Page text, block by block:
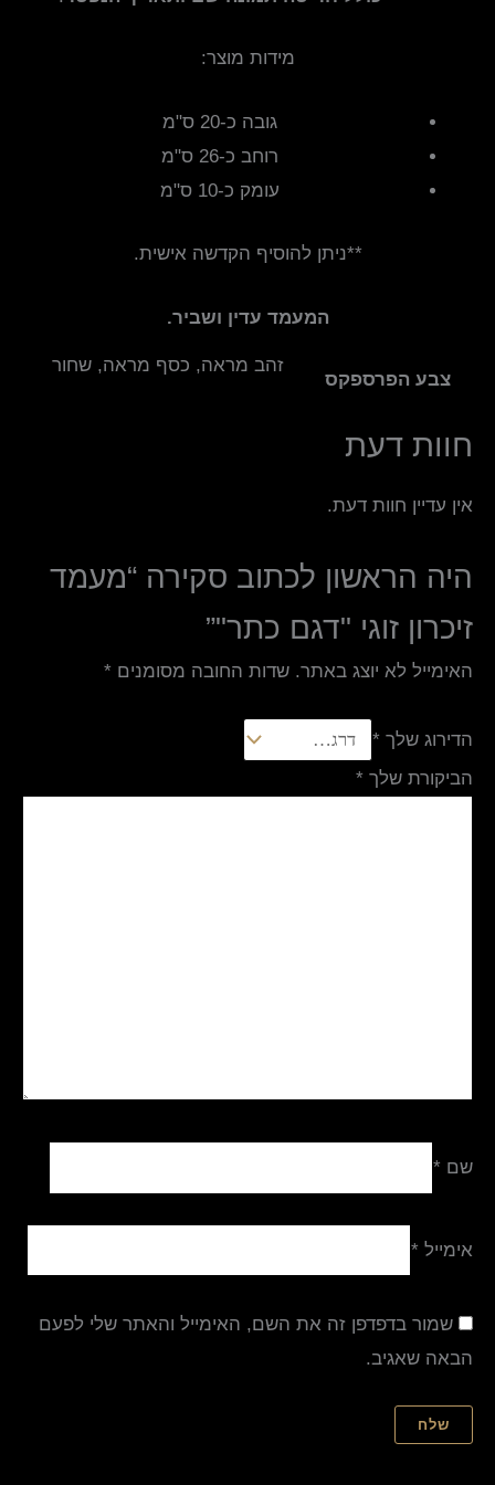
מידות מוצר:
גובה כ-20 ס"מ
רוחב כ-26 ס"מ
עומק כ-10 ס"מ
**ניתן להוסיף הקדשה אישית.
המעמד עדין ושביר.
צבע הפרספקס
זהב מראה, כסף מראה, שחור
חוות דעת
אין עדיין חוות דעת.
היה הראשון לכתוב סקירה “מעמד
זיכרון זוגי "דגם כתר"”
האימייל לא יוצג באתר. שדות החובה מסומנים *
הדירוג שלך *
הביקורת שלך *
שם *
אימייל *
שמור בדפדפן זה את השם, האימייל והאתר שלי לפעם
הבאה שאגיב.